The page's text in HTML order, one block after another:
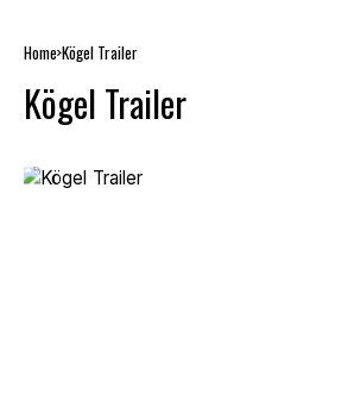
Home Kögel Trailer
Kögel Trailer